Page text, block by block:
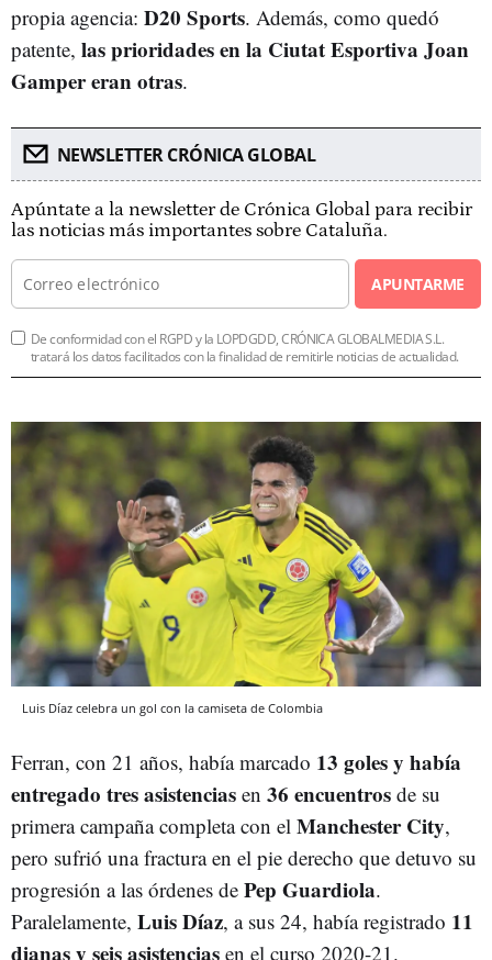
propia agencia: D20 Sports. Además, como quedó
patente, las prioridades en la Ciutat Esportiva Joan
Gamper eran otras.
NEWSLETTER CRÓNICA GLOBAL
Apúntate a la newsletter de Crónica Global para recibir
las noticias más importantes sobre Cataluña.
APUNTARME
De conformidad con el RGPD y la LOPDGDD, CRÓNICA GLOBALMEDIA S.L.
tratará los datos facilitados con la finalidad de remitirle noticias de actualidad.
Luis Díaz celebra un gol con la camiseta de Colombia
Ferran, con 21 años, había marcado 13 goles y había
entregado tres asistencias en 36 encuentros de su
primera campaña completa con el Manchester City,
pero sufrió una fractura en el pie derecho que detuvo su
progresión a las órdenes de Pep Guardiola.
Paralelamente, Luis Díaz, a sus 24, había registrado 11
dianas y seis asistencias en el curso 2020-21.